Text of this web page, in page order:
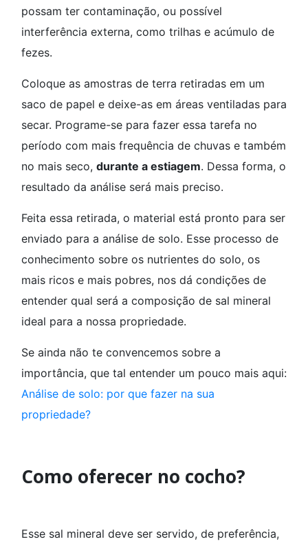
possam ter contaminação, ou possível
interferência externa, como trilhas e acúmulo de
fezes.
Coloque as amostras de terra retiradas em um
saco de papel e deixe-as em áreas ventiladas para
secar. Programe-se para fazer essa tarefa no
período com mais frequência de chuvas e também
no mais seco, durante a estiagem. Dessa forma, o
resultado da análise será mais preciso.
Feita essa retirada, o material está pronto para ser
enviado para a análise de solo. Esse processo de
conhecimento sobre os nutrientes do solo, os
mais ricos e mais pobres, nos dá condições de
entender qual será a composição de sal mineral
ideal para a nossa propriedade.
Se ainda não te convencemos sobre a
importância, que tal entender um pouco mais aqui:
Análise de solo: por que fazer na sua
propriedade?
Como oferecer no cocho?
Esse sal mineral deve ser servido, de preferência,